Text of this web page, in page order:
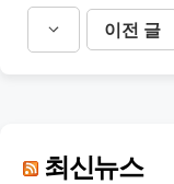
이전 글
최신뉴스